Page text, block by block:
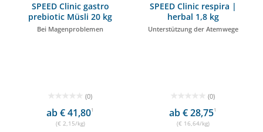
SPEED Clinic gastro
prebiotic Müsli 20 kg
Bei Magenproblemen
(0)
ab € 41,801
(€ 2,15/kg)
SPEED Clinic respira |
herbal 1,8 kg
Unterstützung der Atemwege
(0)
ab € 28,751
(€ 16,64/kg)